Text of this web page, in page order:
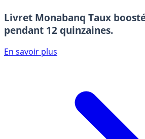
Livret Monabanq Taux
pendant 12 quinzaines.
En savoir plus